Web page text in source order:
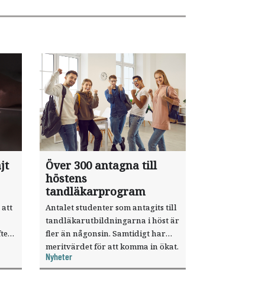
att
Över 300 antagna till
höstens
tandläkarprogram
Antalet studenter som antagits till
tandläkarutbildningarna i höst är
fler än någonsin. Samtidigt har
meritvärdet för att komma in ökat.
Nyheter